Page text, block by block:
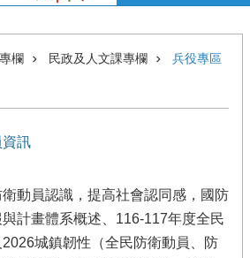
欄 民政及人文課專欄 兵役專區
資訊
動員認識，提高社會認同感，國防
計畫體系概述、116-117年度全民
城鎮韌性（全民防衛動員、防